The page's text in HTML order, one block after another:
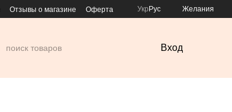
Отзывы о магазине Оферта Укр Рус Желания
Вход